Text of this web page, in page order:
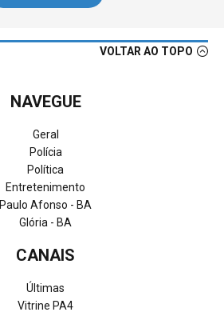
VOLTAR AO TOPO
NAVEGUE
Geral
Polícia
Política
Entretenimento
Paulo Afonso - BA
Glória - BA
CANAIS
Últimas
Vitrine PA4